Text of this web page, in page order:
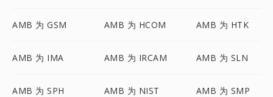
AMB 为 GSM AMB 为 HCOM AMB 为 HTK
AMB 为 IMA AMB 为 IRCAM AMB 为 SLN
AMB 为 SPH AMB 为 NIST AMB 为 SMP